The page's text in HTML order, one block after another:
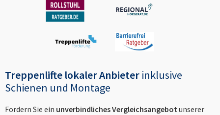
Treppenlifte lokaler Anbieter inklusive
Schienen und Montage
Fordern Sie ein unverbindliches Vergleichsangebotunserer